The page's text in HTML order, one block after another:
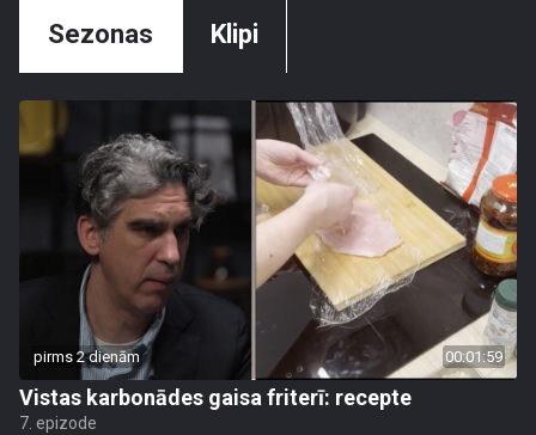
Sezonas Klipi
pirms 2 dienām 00:01:59
Vistas karbonādes gaisa friterī: recepte
7. epizode